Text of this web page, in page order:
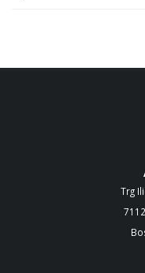
Trg